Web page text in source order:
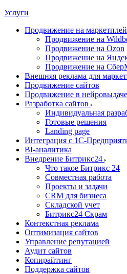
Услуги
Продвижение на
Продвижение на
Продвижение на Ozon
Продвижение на
Продвижение на
Внешняя реклама для
Продвижение сайтов
Продвижение в нейровыдаче
Разработка сайтов
Индивидуальная
Готовые решения
Landing page
Интеграция с 1С-
BI-аналитика
Внедрение Битрикс24
Что такое Битрикс 24
Совместная работа
Проекты и задачи
СRМ для бизнеса
Складской учет
Битрикс24 Скрам
Контекстная реклама
Оптимизация сайтов
Управление репутацией
Аудит сайтов
Копирайтинг
Поддержка сайтов